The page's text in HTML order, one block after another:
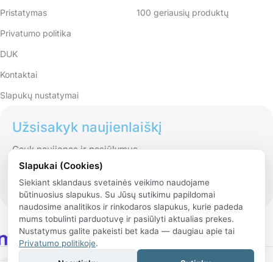
Pristatymas
Privatumo politika
DUK
Kontaktai
Slapukų nustatymai
100 geriausių produktų
Užsisakyk naujienlaiškį
Gauk naujienas ir pasiūlymus
© 2026 Rinko.lt
Slapukai (Cookies)
Siekiant sklandaus svetainės veikimo naudojame
būtinuosius slapukus. Su Jūsų sutikimu papildomai
naudosime analitikos ir rinkodaros slapukus, kurie padeda
mums tobulinti parduotuvę ir pasiūlyti aktualias prekes.
Nustatymus galite pakeisti bet kada — daugiau apie tai
Privatumo politikoje.